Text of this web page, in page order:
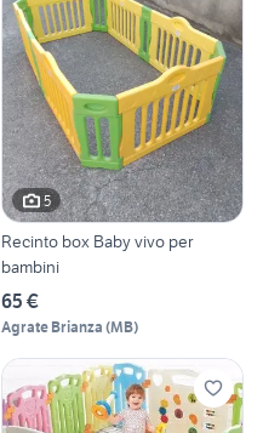
5
Recinto box Baby vivo per
bambini
65 €
Agrate Brianza (MB)